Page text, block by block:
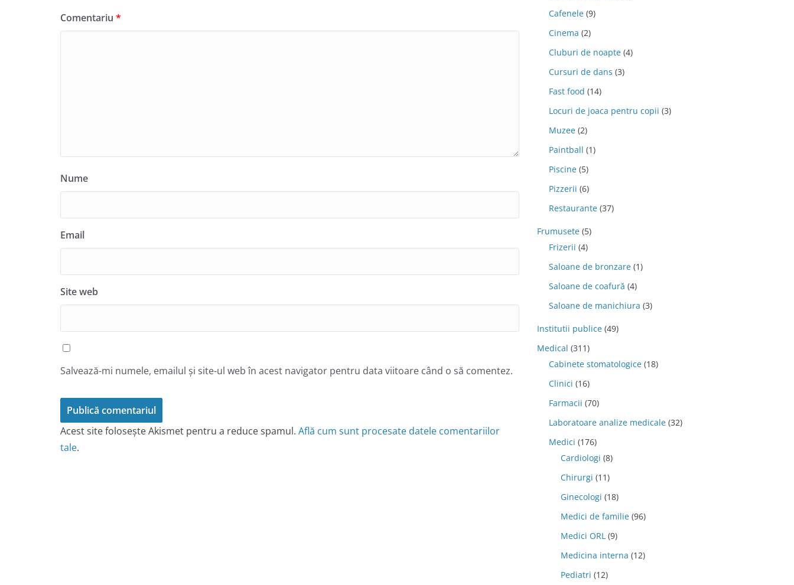
Comentariu *
Nume
Email
Site web
Salvează-mi numele, emailul și site-ul web în acest navigator pentru data viitoare când o să comentez.
Acest site folosește Akismet pentru a reduce spamul. Află cum sunt procesate datele comentariilor
tale.
Cafenele (9)
Cinema (2)
Cluburi de noapte (4)
Cursuri de dans (3)
Fast food (14)
Locuri de joaca pentru copii (3)
Muzee (2)
Paintball (1)
Piscine (5)
Pizzerii (6)
Restaurante (37)
Frumusete (5)
Frizerii (4)
Saloane de bronzare (1)
Saloane de coafură (4)
Saloane de manichiura (3)
Institutii publice (49)
Medical (311)
Cabinete stomatologice (18)
Clinici (16)
Farmacii (70)
Laboratoare analize medicale (32)
Medici (176)
Cardiologi (8)
Chirurgi (11)
Ginecologi (18)
Medici de familie (96)
Medici ORL (9)
Medicina interna (12)
Pediatri (12)